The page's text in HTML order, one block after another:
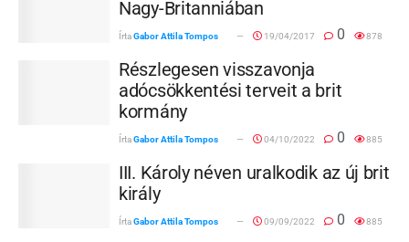
Nagy-Britanniában
ÍrtaGabor Attila Tompos 19/04/2017 0 878
Részlegesen visszavonja
adócsökkentési terveit a brit
kormány
ÍrtaGabor Attila Tompos 04/10/2022 0 885
III. Károly néven uralkodik az új brit
király
ÍrtaGabor Attila Tompos 09/09/2022 0 885